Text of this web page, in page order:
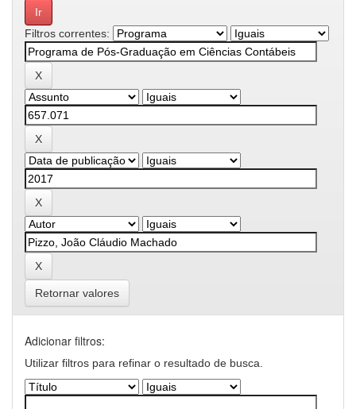
Filtros correntes:
Retornar valores
Adicionar filtros:
Utilizar filtros para refinar o resultado de busca.